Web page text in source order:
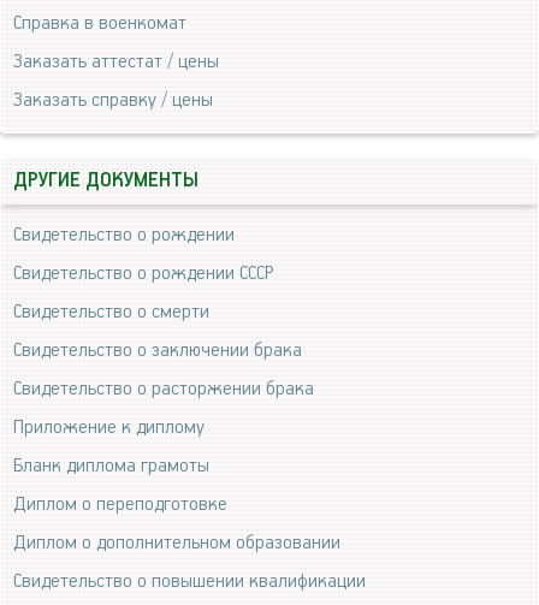
Справка в военкомат
Заказать аттестат / цены
Заказать справку / цены
ДРУГИЕ ДОКУМЕНТЫ
Свидетельство о рождении
Свидетельство о рождении СССР
Свидетельство о смерти
Свидетельство о заключении брака
Свидетельство о расторжении брака
Приложение к диплому
Бланк диплома грамоты
Диплом о переподготовке
Диплом о дополнительном образовании
Свидетельство о повышении квалификации